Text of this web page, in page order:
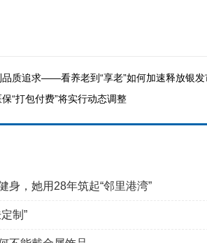
品质追求——看养老到“享老”如何加速释放银发
“打包付费”将实行动态调整
身，她用28年筑起“邻里港湾”
制”